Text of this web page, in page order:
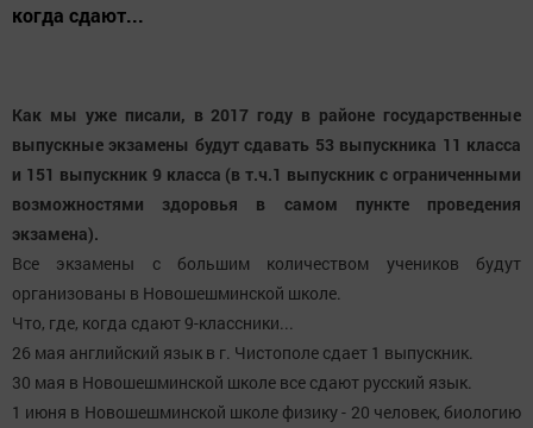
когда сдают...
Как мы уже писали, в 2017 году в районе государственные
выпускные экзамены будут сдавать 53 выпускника 11 класса
и 151 выпускник 9 класса (в т.ч.1 выпускник с ограниченными
возможностями здоровья в самом пункте проведения
экзамена).
Все экзамены с большим количеством учеников будут
организованы в Новошешминской школе.
Что, где, когда сдают 9-классники...
26 мая английский язык в г. Чистополе сдает 1 выпускник.
30 мая в Новошешминской школе все сдают русский язык.
1 июня в Новошешминской школе физику - 20 человек, биологию